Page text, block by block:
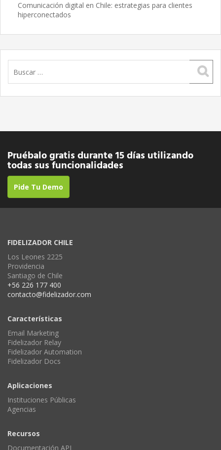
Comunicación digital en Chile: estrategias para clientes
hiperconectados
Pruébalo gratis durante 15 días utilizando
todas sus funcionalidades
Pide Tu Demo
FIDELIZADOR CHILE
Los Leones 2225
Providencia
Santiago de Chile
+56 226 177 400
contacto@fidelizador.com
Características
Email Marketing
Fidelizador Relay
Fidelizador Automation
Fidelizador Docs
Aplicaciones
Instituciones Públicas
Agencias
Recursos
Documentación API